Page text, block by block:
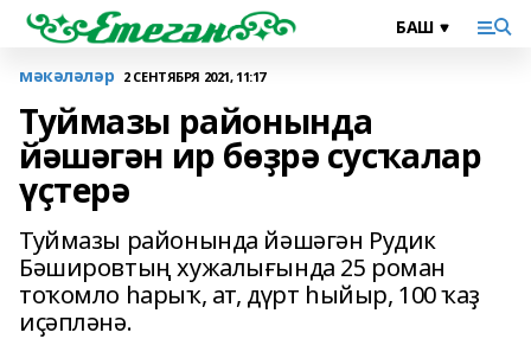
мәкәләләр 2 СЕНТЯБРЯ 2021, 11:17
Туймазы районында
йәшәгән ир бөҙрә сусҡалар
үҫтерә
Туймазы районында йәшәгән Рудик
Бәшировтың хужалығында 25 роман
тоҡомло һарыҡ, ат, дүрт һыйыр, 100 ҡаҙ
иҫәпләнә.